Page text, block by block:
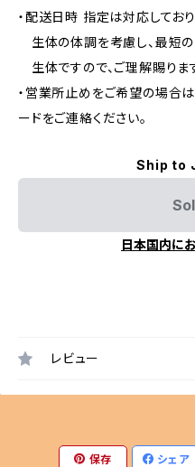
・配送日時 指定は対応しており
生体の体調を考慮し、最短の
生体ですので、ご理解賜りま
・営業所止めをご希望の場合
ードをご連絡ください。
Ship to
日本国内に
レビュー
保存 シェア